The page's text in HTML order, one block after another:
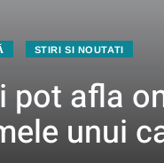
STIRI SI NOUTATI
pot afla
unui